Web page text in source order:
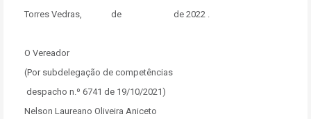
Torres Vedras, de de 2022 .
O Vereador
(Por subdelegação de competências
despacho n.º 6741 de 19/10/2021)
Nelson Laureano Oliveira Aniceto